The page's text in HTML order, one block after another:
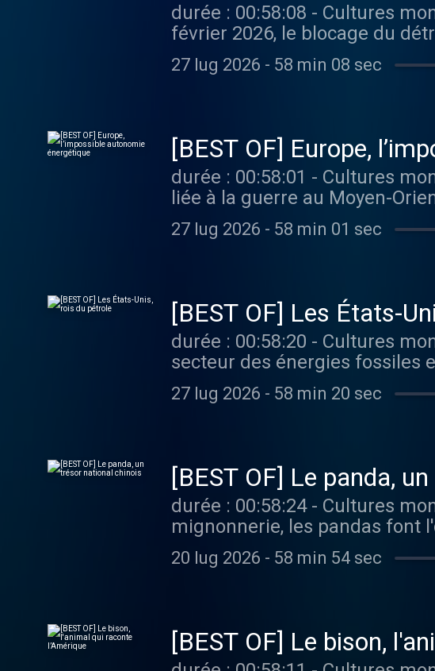
durée : 00:58:08 - Cultures monde - Depuis le début de la guerre au Moyen-Orient le 28
février 2026, le blocage du
Sud-Est aux hydrocarbures
mesures d'urgence alors que le
27 lug 2026 - 58 min 08 sec
[BEST OF] Europe,
durée : 00:58:01 - Cultures monde - La contraction de l'offre mondiale de pétrole et de gaz
liée à la guerre au Moyen-
économies européennes, qui
approvisionnement en énergies fossiles. Vous aimez ce podcast ?
27 lug 2026 - 58 min 01 sec
[BEST OF] Les États-
durée : 00:58:20 - Cultures monde - Depuis le retour de Trump au pouvoir en 2024, le
secteur des énergies fossiles
Blanche qu'auparavant.
n'en demeure pas moins pris dans
27 lug 2026 - 58 min 20 sec
[BEST OF] Le panda,
durée : 00:58:24 - Cultures monde - Devenus emblème de la Chine, adorés pour leur
mignonnerie, les pandas font
Chine et ses partenaires. Vous aimez ce podcast ? Pour écouter tous les épisodes sans
limite, rendez-vous sur Radio
20 lug 2026 - 58 min 54 sec
[BEST OF] Le bison,